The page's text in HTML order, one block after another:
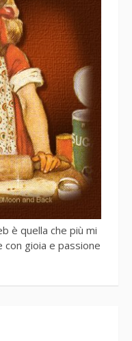
è quella che più mi
gioia e passione